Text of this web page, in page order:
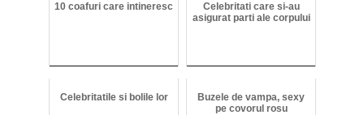
10 coafuri care intineresc
Celebritati care si-au
asigurat parti ale corpului
Celebritatile si bolile lor
Buzele de vampa, sexy
pe covorul rosu